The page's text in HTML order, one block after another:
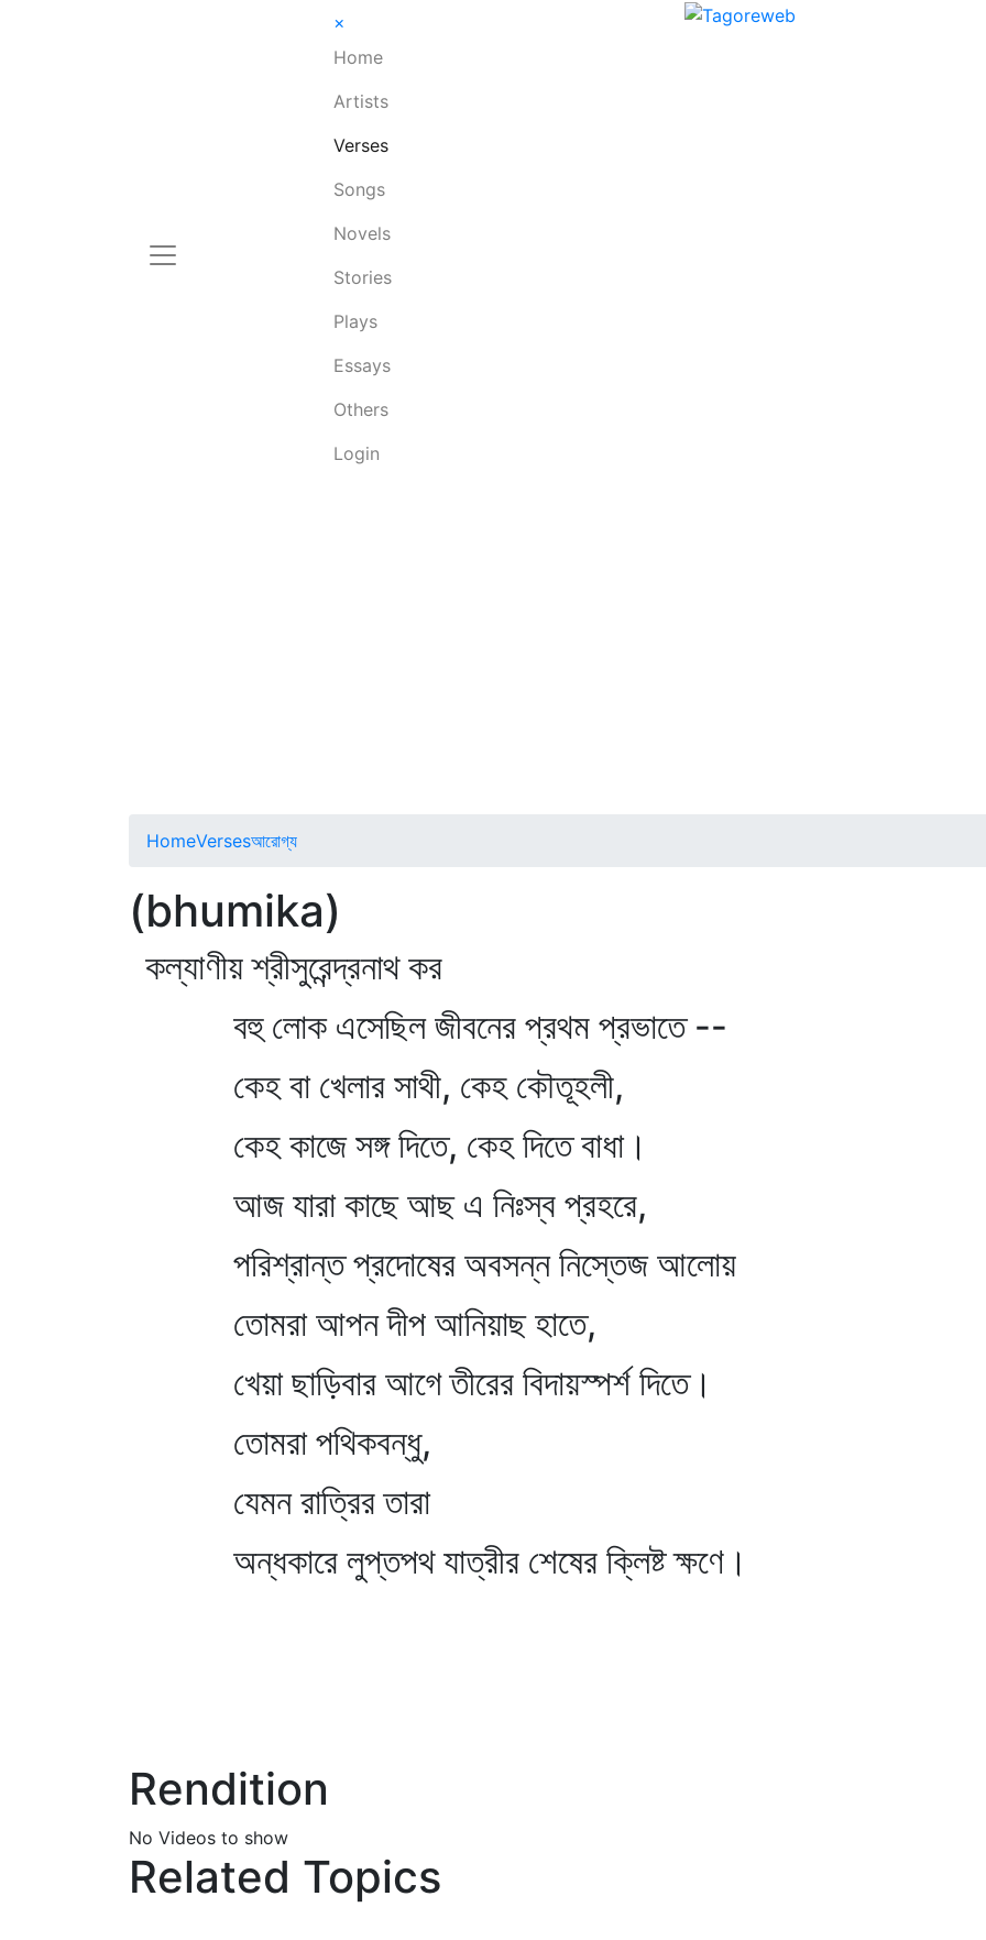
×
Home
Artists
Verses
Songs
Novels
Stories
Plays
Essays
Others
Login
HomeVersesআরোগ্য
(bhumika)
কল্যাণীয় শ্রীসুরেন্দ্রনাথ কর
বহু লোক এসেছিল জীবনের প্রথম প্রভাতে --
কেহ বা খেলার সাথী, কেহ কৌতূহলী,
কেহ কাজে সঙ্গ দিতে, কেহ দিতে বাধা।
আজ যারা কাছে আছ এ নিঃস্ব প্রহরে,
পরিশ্রান্ত প্রদোষের অবসন্ন নিস্তেজ আলোয়
তোমরা আপন দীপ আনিয়াছ হাতে,
খেয়া ছাড়িবার আগে তীরের বিদায়স্পর্শ দিতে।
তোমরা পথিকবন্ধু,
যেমন রাত্রির তারা
অন্ধকারে লুপ্তপথ যাত্রীর শেষের ক্লিষ্ট ক্ষণে।
Rendition
No Videos to show
Related Topics